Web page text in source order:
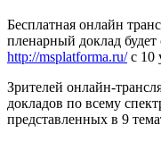
Бесплатная онлайн
пленарный доклад будет
http://msplatforma.ru/с 10
Зрителей онлайн-
докладов по всему
представленных в 9